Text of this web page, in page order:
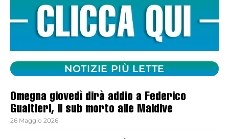
NOTIZIE PIÙ LETTE
Omegna giovedì dirà addio a Federico
Gualtieri, il sub morto alle Maldive
26 Maggio 2026